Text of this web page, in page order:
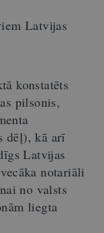
Latvijas
konstatēts
pilsonis,
dēļ), kā arī
Latvijas
notariāli
no valsts
liegta